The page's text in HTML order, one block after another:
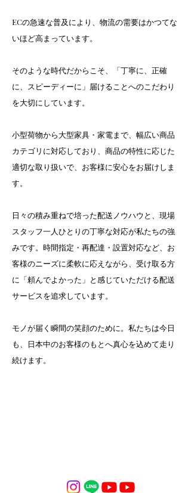
ECの急速な普及により、物流の需要はかつてな
いほど高まっています。
そのような時代だからこそ、「丁寧に、正確
に、スピーディーに」届けることへのこだわり
を大切にしています。
小型荷物から大型家具・家電まで、幅広い商品
カテゴリに対応しており、商品の特性に応じた
適切な取り扱いで、お客様に安心をお届けしま
す。
日々の積み重ねで培った配送ノウハウと、現場
スタッフ一人ひとりの丁寧な対応が私たちの強
みです。時間指定・再配達・設置対応など、お
客様のニーズに柔軟に応えながら、受け取る方
に「頼んでよかった」と感じていただける配送
サービスを追求しています。
モノが届く瞬間の笑顔のために。私たちは今日
も、日本中のお客様のもとへ真心を込めて走り
続けます。